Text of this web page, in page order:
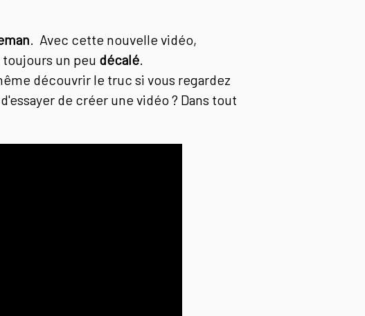
. Avec cette nouvelle vidéo,
un peu décalé.
découvrir le truc si vous regardez
de créer une vidéo ? Dans tout